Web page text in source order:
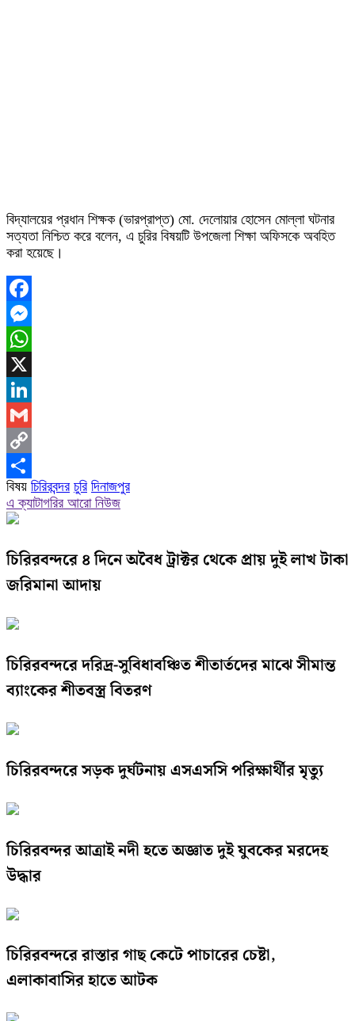
বিদ্যালয়ের প্রধান শিক্ষক (ভারপ্রাপ্ত) মো. দেলোয়ার হোসেন মোল্লা ঘটনার
সত্যতা নিশ্চিত করে বলেন, এ চুরির বিষয়টি উপজেলা শিক্ষা অফিসকে অবহিত
করা হয়েছে।
Facebook
Messenger
WhatsApp
X
LinkedIn
Gmail
Copy
Link
Share
বিষয় চিরিরবন্দর চুরি দিনাজপুর
এ ক্যাটাগরির আরো নিউজ
চিরিরবন্দরে ৪ দিনে অবৈধ ট্রাক্টর থেকে প্রায় দুই লাখ টাকা
জরিমানা আদায়
চিরিরবন্দরে দরিদ্র-সুবিধাবঞ্চিত শীতার্তদের মাঝে সীমান্ত
ব্যাংকের শীতবস্ত্র বিতরণ
চিরিরবন্দরে সড়ক দুর্ঘটনায় এসএসসি পরিক্ষার্থীর মৃত্যু
চিরিরবন্দর আত্রাই নদী হতে অজ্ঞাত দুই যুবকের মরদেহ
উদ্ধার
চিরিরবন্দরে রাস্তার গাছ কেটে পাচারের চেষ্টা,
এলাকাবাসির হাতে আটক